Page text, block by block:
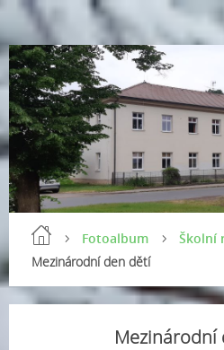
Fotoalbum
Školní
Mezinárodní den dětí
Mezinárodní